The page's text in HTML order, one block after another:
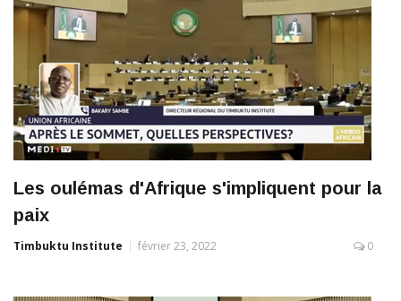
Les oulémas d'Afrique s'impliquent pour la
paix
Timbuktu Institute février 23, 2022 0